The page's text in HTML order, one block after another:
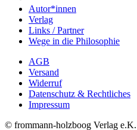
Autor*innen
Verlag
Links / Partner
Wege in die Philosophie
AGB
Versand
Widerruf
Datenschutz & Rechtliches
Impressum
© frommann-holzboog Verlag